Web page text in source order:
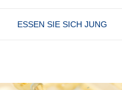
ESSEN SIE SICH JUNG